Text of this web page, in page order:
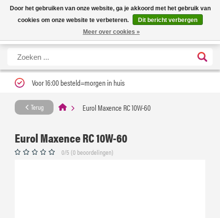
Nieuwe levertijd: 1 tot 3 werkdagen | Nu 25% korting op gehele assortiment
Carfume met kortingscode ''verfrissend''
X
Voor 16:00 besteld=morgen in huis
Terug Eurol Maxence RC 10W-60
Eurol Maxence RC 10W-60
0/5 (0 beoordelingen)
Door het gebruiken van onze website, ga je akkoord met het gebruik van
cookies om onze website te verbeteren.
Dit bericht verbergen
Meer over cookies »